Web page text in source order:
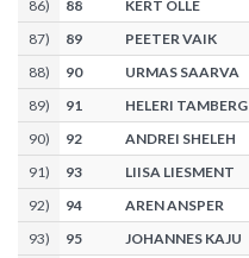
86) 88
KERT OLLE
87) 89
PEETER VAIK
88) 90
URMAS SAARVA
89) 91
HELERI TAMBERG
90) 92
ANDREI SHELEH
91) 93
LIISA LIESMENT
92) 94
AREN ANSPER
93) 95 JOHANNES KAJU